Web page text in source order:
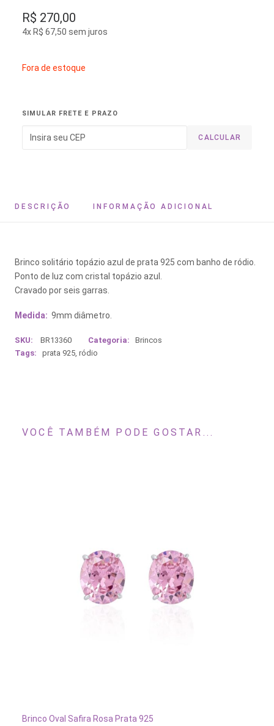
R$ 270,00
4x R$ 67,50 sem juros
Fora de estoque
SIMULAR FRETE E PRAZO
CALCULAR
DESCRIÇÃO INFORMAÇÃO ADICIONAL
Brinco solitário topázio azul de prata 925 com banho de ródio.
Ponto de luz com cristal topázio azul.
Cravado por seis garras.
Medida: 9mm diâmetro.
SKU: BR13360 Categoria:
Brincos
Tags:
prata 925, ródio
VOCÊ TAMBÉM PODE GOSTAR...
AO CARRINHO
Prata 925